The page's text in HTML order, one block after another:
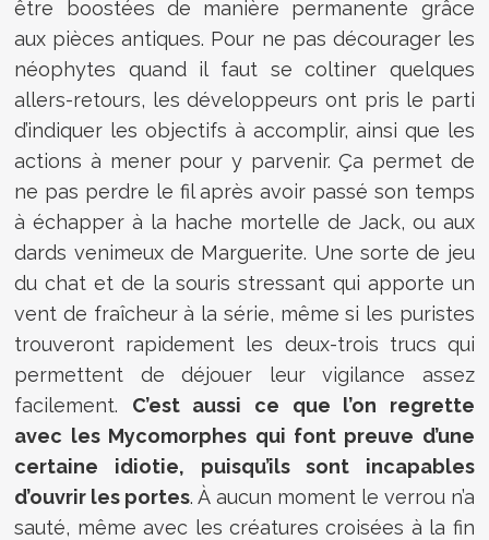
être boostées de manière permanente grâce
aux pièces antiques. Pour ne pas décourager les
néophytes quand il faut se coltiner quelques
allers-retours, les développeurs ont pris le parti
d’indiquer les objectifs à accomplir, ainsi que les
actions à mener pour y parvenir. Ça permet de
ne pas perdre le fil après avoir passé son temps
à échapper à la hache mortelle de Jack, ou aux
dards venimeux de Marguerite. Une sorte de jeu
du chat et de la souris stressant qui apporte un
vent de fraîcheur à la série, même si les puristes
trouveront rapidement les deux-trois trucs qui
permettent de déjouer leur vigilance assez
facilement. C’est aussi ce que l’on regrette
avec les Mycomorphes qui font preuve d’une
certaine idiotie, puisqu’ils sont incapables
d’ouvrir les portes. À aucun moment le verrou n’a
sauté, même avec les créatures croisées à la fin